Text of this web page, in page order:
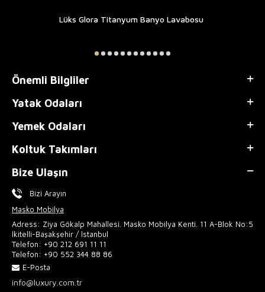
Lüks Glora Titanyum Banyo Lavabosu
Önemli Bilgliler
Yatak Odaları
Yemek Odaları
Koltuk Takımları
Bize Ulaşın
Bizi Arayın
Masko Mobilya
Adress: Ziya Gökalp Mahallesi. Masko Mobilya Kenti. 11 A-Blok No:5
İkitelli-Başakşehir / İstanbul
Telefon: +90 212 691 11 11
Telefon: +90 552 344 88 86
E-Posta
info@luxury.com.tr